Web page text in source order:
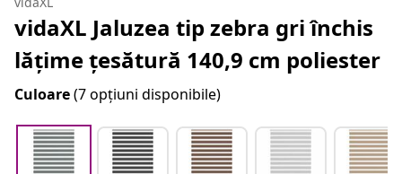
vidaXL Jaluzea tip zebra gri închis
lățime țesătură 140,9 cm poliester
Culoare(7 opțiuni disponibile)